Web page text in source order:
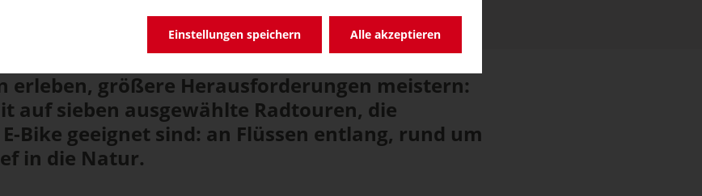
Einstellungen speichern Alle akzeptieren
erleben, größere Herausforderungen meistern:
auf sieben ausgewählte Radtouren, die
Bike geeignet sind: an Flüssen entlang, rund um
in die Natur.